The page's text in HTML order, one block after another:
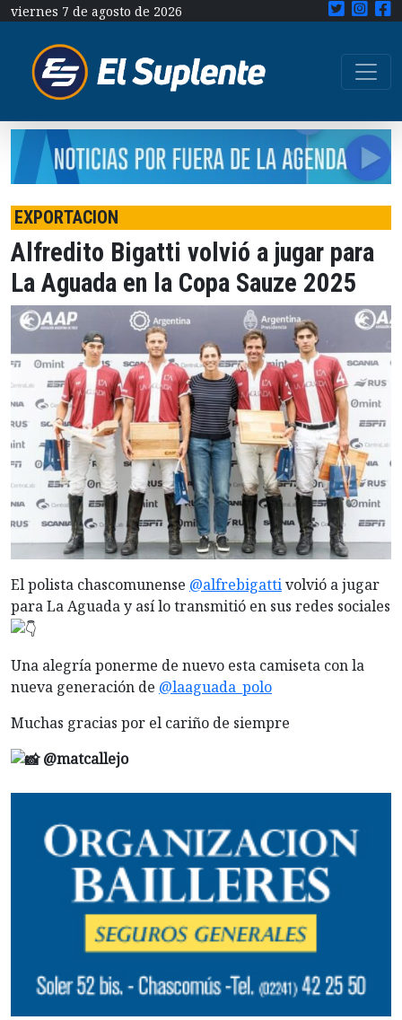
viernes 7 de agosto de 2026
EXPORTACION
Alfredito Bigatti volvió a jugar para
La Aguada en la Copa Sauze 2025
Elpolista chascomunense @alfrebigattivolvió a jugar
para La Aguada y así lo transmitió en sus redes sociales
Una alegría ponerme de nuevo esta camiseta con la
nueva generación de @laaguada_polo
Muchas gracias por el cariño de siempre
@matcallejo